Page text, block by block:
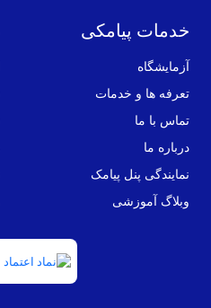
خدمات پیامکی
آزمایشگاه
تعرفه ها و خدمات
تماس با ما
درباره ما
نمایندگی پنل پیامک
وبلاگ آموزشی